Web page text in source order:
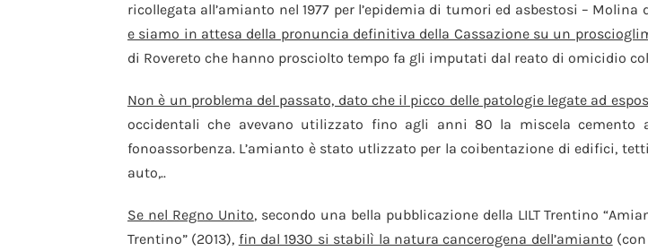
ricollegata all’amianto nel 1977 per l’epidemia di tumori ed asbestosi – Molina
e siamo in attesa della pronuncia definitiva della Cassazione su un
di Rovereto che hanno prosciolto tempo fa gli imputati dal reato di omicidio
Non è un problema del passato, dato che il picco delle patologie legate ad
occidentali che avevano utilizzato fino agli anni 80 la miscela cemento
fonoassorbenza. L’amianto è stato utlizzato per la coibentazione di edifici,
auto,..
Se nel Regno Unito, secondo una bella pubblicazione della LILT Trentino
Trentino” (2013), fin dal 1930 si stabilì la natura cancerogena dell’amianto